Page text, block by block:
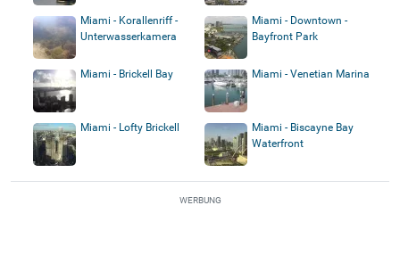
Miami - Korallenriff -
Unterwasserkamera
Miami - Downtown -
Bayfront Park
Miami - Brickell Bay Miami - Venetian Marina
Miami - Lofty Brickell
Miami - Biscayne Bay
Waterfront
WERBUNG